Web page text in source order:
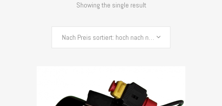
Showing the single result
Nach Preis sortiert: hoch nach niedrig